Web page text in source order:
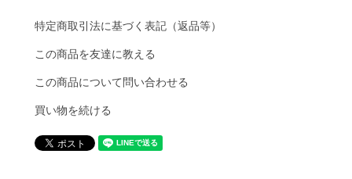
特定商取引法に基づく表記（返品等）
この商品を友達に教える
この商品について問い合わせる
買い物を続ける